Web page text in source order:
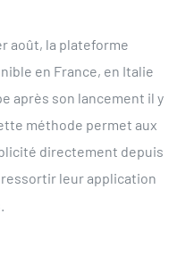
août, la plateforme
en France, en Italie
après son lancement il y
méthode permet aux
directement depuis
ressortir leur application